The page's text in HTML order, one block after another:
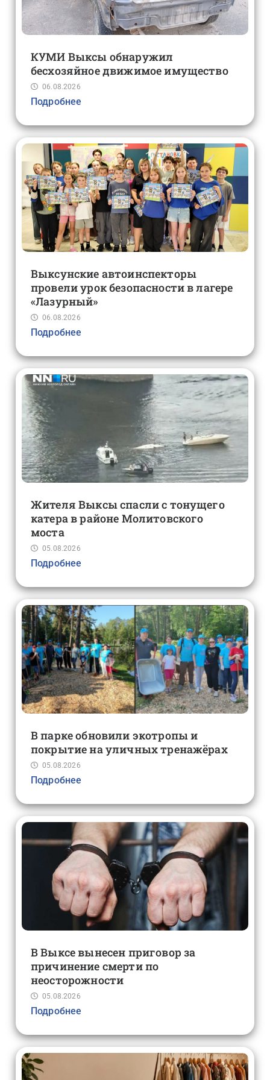
КУМИ Выксы обнаружил
бесхозяйное движимое имущество
06.08.2026
Подробнее
Выксунские автоинспекторы
провели урок безопасности в лагере
«Лазурный»
06.08.2026
Подробнее
Жителя Выксы спасли с тонущего
катера в районе Молитовского
моста
05.08.2026
Подробнее
В парке обновили экотропы и
покрытие на уличных тренажёрах
05.08.2026
Подробнее
В Выксе вынесен приговор за
причинение смерти по
неосторожности
05.08.2026
Подробнее